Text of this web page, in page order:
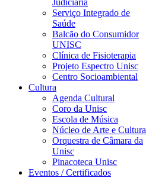
Judiciária
Serviço Integrado de
Saúde
Balcão do Consumidor
UNISC
Clínica de Fisioterapia
Projeto Espectro Unisc
Centro Socioambiental
Cultura
Agenda Cultural
Coro da Unisc
Escola de Música
Núcleo de Arte e Cultura
Orquestra de Câmara da
Unisc
Pinacoteca Unisc
Eventos / Certificados